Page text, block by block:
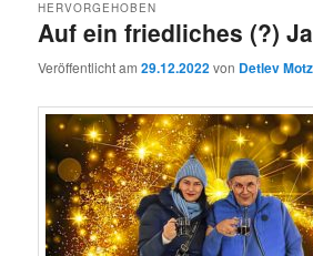
Auf ein friedliches (?)
HERVORGEHOBEN
Veröffentlicht am29.12.2022von Detlev Motz